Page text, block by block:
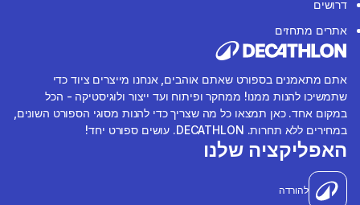
דרושים
אתרים מתחזים
אתם מתאמנים בספורט שאתם אוהבים, אנחנו מייצרים ציוד כדי
שתמשיכו להנות ממנו! ממחקר ופיתוח ועד ייצור ולוגיסטיקה - הכל
במקום אחד. כאן תמצאו כל מה שצריך כדי להנות מסוגי הספורט השונים,
במחירים ללא תחרות. DECATHLON. עושים ספורט יחד!
האפליקציה שלנו
להורדה